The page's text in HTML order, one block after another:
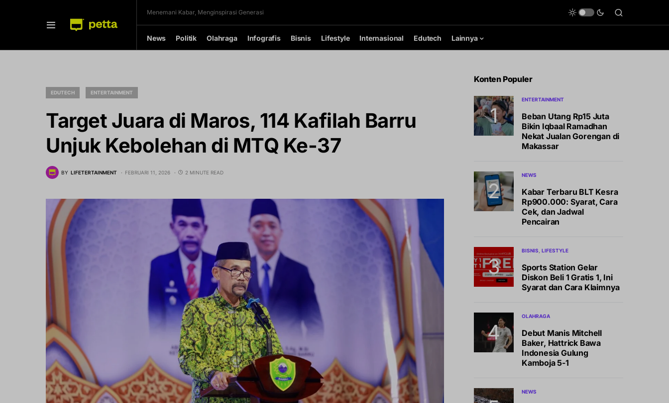
Menemani Kabar, Menginspirasi Generasi
News Politik Olahraga Infografis Bisnis Lifestyle Internasional Edutech Lainnya
EDUTECH ENTERTAINMENT
Target Juara di Maros, 114 Kafilah Barru
Unjuk Kebolehan di MTQ Ke-37
BY LIFETERTAINMENT FEBRUARI 11, 2026 2 MINUTE READ
Konten Populer
ENTERTAINMENT
Beban Utang Rp15 Juta
Bikin Iqbaal Ramadhan
Nekat Jualan Gorengan di
Makassar
NEWS
Kabar Terbaru BLT Kesra
Rp900.000: Syarat, Cara
Cek, dan Jadwal
Pencairan
BISNIS LIFESTYLE
Sports Station Gelar
Diskon Beli 1 Gratis 1, Ini
Syarat dan Cara Klaimnya
OLAHRAGA
Debut Manis Mitchell
Baker, Hattrick Bawa
Indonesia Gulung
Kamboja 5-1
NEWS